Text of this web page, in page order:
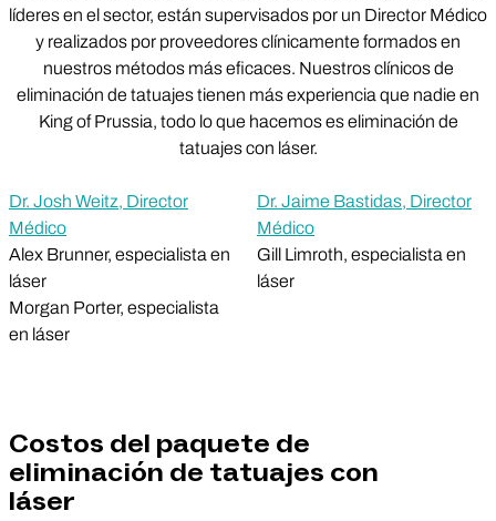
líderes en el sector, están supervisados por un Director Médico
y realizados por proveedores clínicamente formados en
nuestros métodos más eficaces. Nuestros clínicos de
eliminación de tatuajes tienen más experiencia que nadie en
King of Prussia, todo lo que hacemos es eliminación de
tatuajes con láser.
Dr. Josh Weitz, Director
Médico
Dr. Jaime Bastidas, Director
Médico
Alex Brunner, especialista en
láser
Gill Limroth, especialista en
láser
Morgan Porter, especialista
en láser
Costos del paquete de
eliminación de tatuajes con
láser